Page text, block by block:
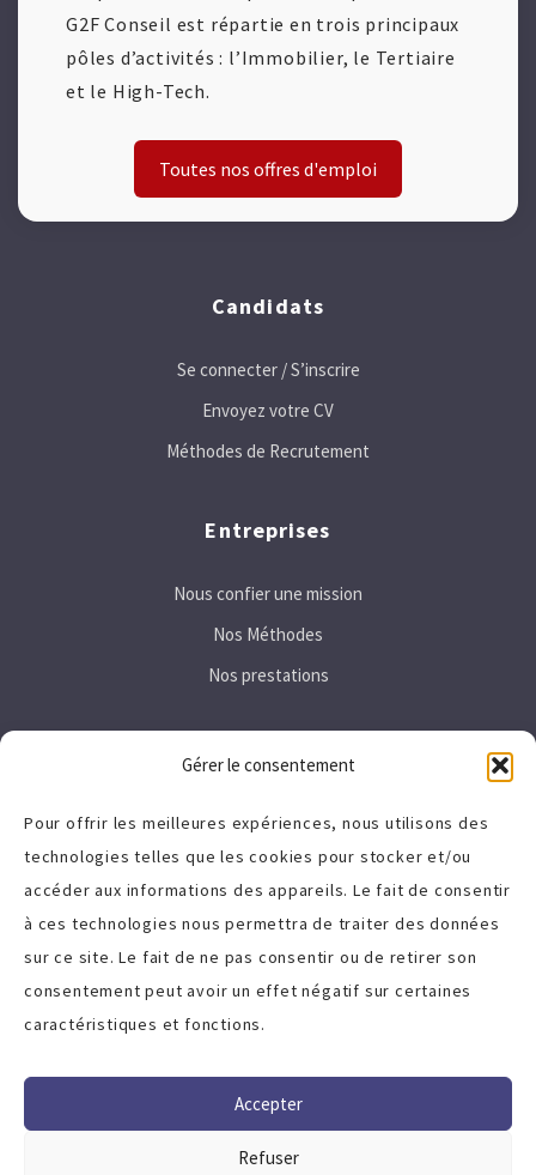
Gérer le consentement
Pour offrir les meilleures expériences, nous utilisons des
technologies telles que les cookies pour stocker et/ou
accéder aux informations des appareils. Le fait de consentir
à ces technologies nous permettra de traiter des données
sur ce site. Le fait de ne pas consentir ou de retirer son
consentement peut avoir un effet négatif sur certaines
caractéristiques et fonctions.
Accepter
Refuser
G2F Conseil est répartie en trois principaux
pôles d’activités : l’Immobilier, le Tertiaire
et le High-Tech.
Toutes nos offres d'emploi
Candidats
Se connecter / S’inscrire
Envoyez votre CV
Méthodes de Recrutement
Entreprises
Nous confier une mission
Nos Méthodes
Nos prestations
Secteurs
Immobilier
Tertiaire
High-Tech
A propos
Charte qualité